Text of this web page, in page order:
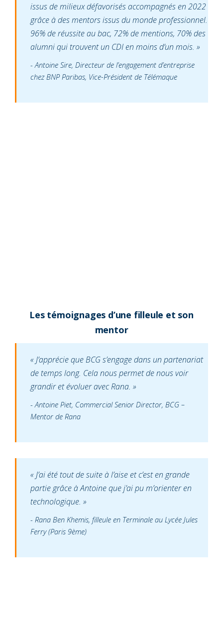
issus de milieux défavorisés accompagnés en 2022
grâce à des mentors issus du monde professionnel.
96% de réussite au bac, 72% de mentions, 70% des
alumni qui trouvent un CDI en moins d’un mois. »
Antoine Sire, Directeur de l’engagement d’entreprise
chez BNP Paribas, Vice-Président de Télémaque
Les témoignages d’une filleule et son
mentor
« J’apprécie que BCG s’engage dans un partenariat
de temps long. Cela nous permet de nous voir
grandir et évoluer avec Rana. »
Antoine Piet, Commercial Senior Director, BCG –
Mentor de Rana
« J’ai été tout de suite à l’aise et c’est en grande
partie grâce à Antoine que j’ai pu m’orienter en
technologique. »
Rana Ben Khemis, filleule en Terminale au Lycée Jules
Ferry (Paris 9ème)